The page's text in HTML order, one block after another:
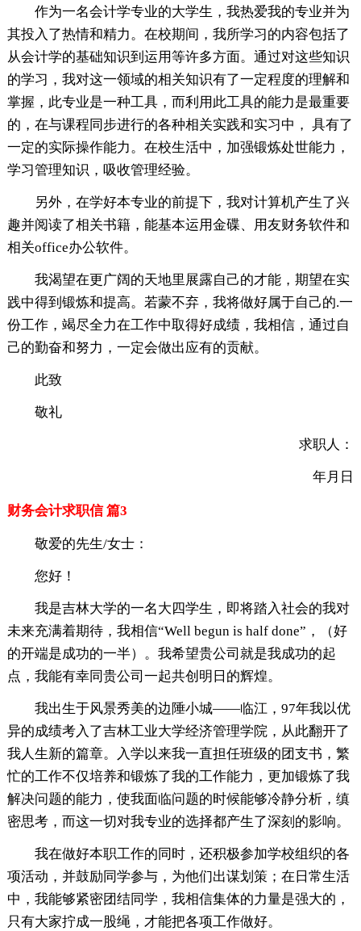
作为一名会计学专业的大学生，我热爱我的专业并为
其投入了热情和精力。在校期间，我所学习的内容包括了
从会计学的基础知识到运用等许多方面。通过对这些知识
的学习，我对这一领域的相关知识有了一定程度的理解和
掌握，此专业是一种工具，而利用此工具的能力是最重要
的，在与课程同步进行的各种相关实践和实习中， 具有了
一定的实际操作能力。在校生活中，加强锻炼处世能力，
学习管理知识，吸收管理经验。
另外，在学好本专业的前提下，我对计算机产生了兴
趣并阅读了相关书籍，能基本运用金碟、用友财务软件和
相关office办公软件。
我渴望在更广阔的天地里展露自己的才能，期望在实
践中得到锻炼和提高。若蒙不弃，我将做好属于自己的.一
份工作，竭尽全力在工作中取得好成绩，我相信，通过自
己的勤奋和努力，一定会做出应有的贡献。
此致
敬礼
求职人：
年月日
财务会计求职信 篇3
敬爱的先生/女士：
您好！
我是吉林大学的一名大四学生，即将踏入社会的我对
未来充满着期待，我相信“Well begun is half done”，（好
的开端是成功的一半）。我希望贵公司就是我成功的起
点，我能有幸同贵公司一起共创明日的辉煌。
我出生于风景秀美的边陲小城——临江，97年我以优
异的成绩考入了吉林工业大学经济管理学院，从此翻开了
我人生新的篇章。入学以来我一直担任班级的团支书，繁
忙的工作不仅培养和锻炼了我的工作能力，更加锻炼了我
解决问题的能力，使我面临问题的时候能够冷静分析，缜
密思考，而这一切对我专业的选择都产生了深刻的影响。
我在做好本职工作的同时，还积极参加学校组织的各
项活动，并鼓励同学参与，为他们出谋划策；在日常生活
中，我能够紧密团结同学，我相信集体的力量是强大的，
只有大家拧成一股绳，才能把各项工作做好。